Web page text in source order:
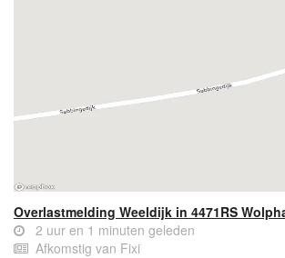
Overlastmelding Weeldijk in 4471RS
2 uur en 1 minuten geleden
Afkomstig van Fixi